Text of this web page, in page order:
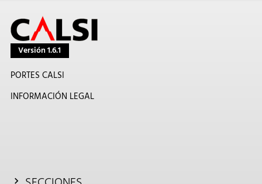
Versión 1.6.1
PORTES CALSI
INFORMACIÓN LEGAL